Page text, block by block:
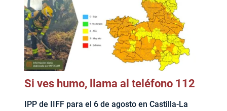
Si ves humo, llama al teléfono 112
IPP de IIFF para el 6 de agosto en Castilla-La